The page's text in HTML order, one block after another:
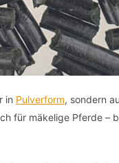
in Pulverform, sondern
für mäkelige Pferde –